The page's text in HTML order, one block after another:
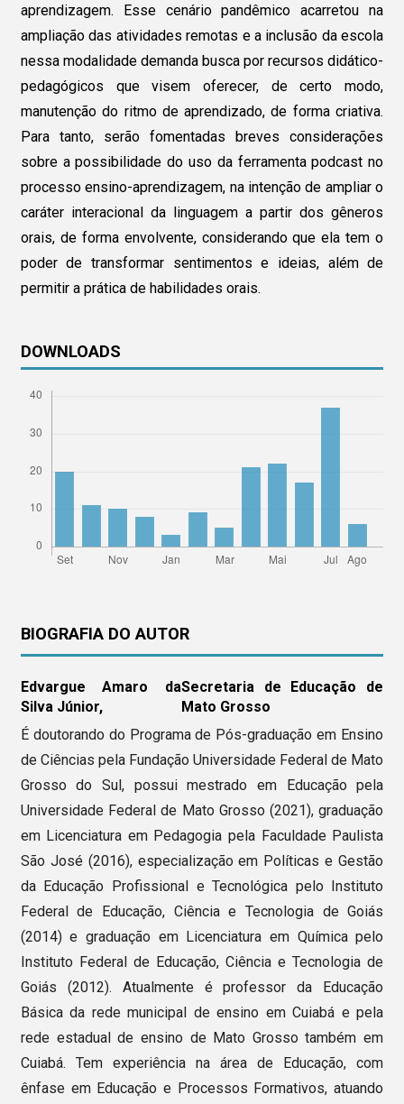
aprendizagem. Esse cenário pandêmico acarretou na
ampliação das atividades remotas e a inclusão da escola
nessa modalidade demanda busca por recursos didático-
pedagógicos que visem oferecer, de certo modo,
manutenção do ritmo de aprendizado, de forma criativa.
Para tanto, serão fomentadas breves considerações
sobre a possibilidade do uso da ferramenta podcast no
processo ensino-aprendizagem, na intenção de ampliar o
caráter interacional da linguagem a partir dos gêneros
orais, de forma envolvente, considerando que ela tem o
poder de transformar sentimentos e ideias, além de
permitir a prática de habilidades orais.
DOWNLOADS
BIOGRAFIA DO AUTOR
Edvargue Amaro da
Silva Júnior,
Secretaria de Educação de
Mato Grosso
É doutorando do Programa de Pós-graduação em Ensino
de Ciências pela Fundação Universidade Federal de Mato
Grosso do Sul, possui mestrado em Educação pela
Universidade Federal de Mato Grosso (2021), graduação
em Licenciatura em Pedagogia pela Faculdade Paulista
São José (2016), especialização em Políticas e Gestão
da Educação Profissional e Tecnológica pelo Instituto
Federal de Educação, Ciência e Tecnologia de Goiás
(2014) e graduação em Licenciatura em Química pelo
Instituto Federal de Educação, Ciência e Tecnologia de
Goiás (2012). Atualmente é professor da Educação
Básica da rede municipal de ensino em Cuiabá e pela
rede estadual de ensino de Mato Grosso também em
Cuiabá. Tem experiência na área de Educação, com
ênfase em Educação e Processos Formativos, atuando